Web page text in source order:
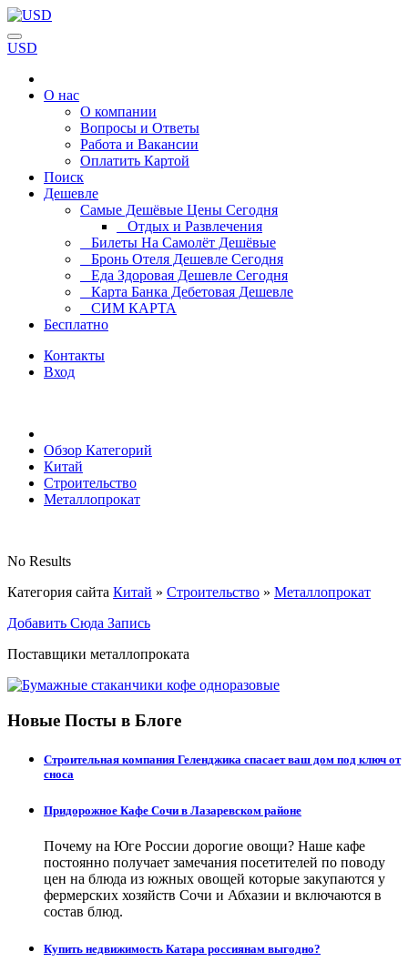
USD
О нас
О компании
Вопросы и Ответы
Работа и Вакансии
Оплатить Картой
Поиск
Дешевле
Самые Дешёвые Цены Сегодня
Отдых и Развлечения
Билеты На Самолёт Дешёвые
Бронь Отеля Дешевле Сегодня
Еда Здоровая Дешевле Сегодня
Карта Банка Дебетовая Дешевле
СИМ КАРТА
Бесплатно
Контакты
Вход
Обзор Категорий
Китай
Строительство
Металлопрокат
No Results
Категория сайта Китай » Строительство » Металлопрокат
Добавить Сюда Запись
Поставщики металлопроката
Новые Посты в Блоге
Строительная компания Геленджика спасает ваш дом под ключ от
сноса
Придорожное Кафе Сочи в Лазаревском районе
Почему на Юге России дорогие овощи? Наше кафе
постоянно получает замечания посетителей по поводу
цен на блюда из южных овощей которые закупаются у
фермерских хозяйств Сочи и Абхазии и включаются в
состав блюд.
Купить недвижимость Катара россиянам выгодно?